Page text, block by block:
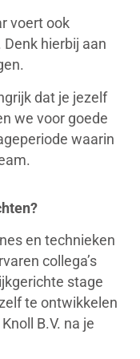
voert ook
hierbij aan
dat je jezelf
we voor goede
waarin
en technieken
collega’s
stage
te ontwikkelen
B.V. na je